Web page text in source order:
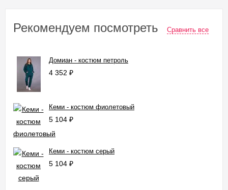
Рекомендуем посмотреть Сравнить все
Домиан - костюм петроль
4 352 ₽
Кеми - костюм фиолетовый
5 104 ₽
Кеми - костюм серый
5 104 ₽